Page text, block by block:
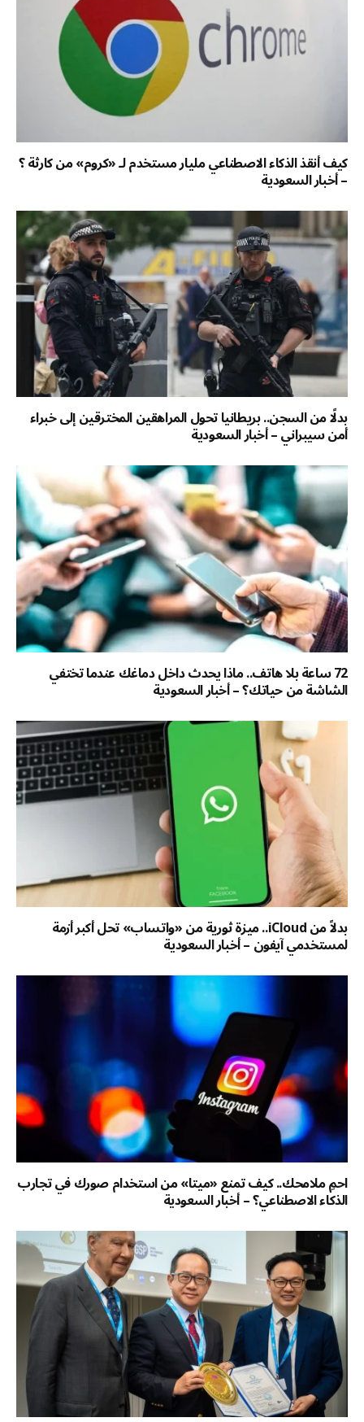
كيف أنقذ الذكاء الاصطناعي مليار مستخدم لـ «كروم» من كارثة ؟
– أخبار السعودية
بدلًا من السجن.. بريطانيا تحول المراهقين المخترقين إلى خبراء
أمن سيبراني – أخبار السعودية
72 ساعة بلا هاتف.. ماذا يحدث داخل دماغك عندما تختفي
الشاشة من حياتك؟ – أخبار السعودية
بدلاً من iCloud.. ميزة ثورية من «واتساب» تحل أكبر أزمة
لمستخدمي آيفون – أخبار السعودية
احمِ ملامحك.. كيف تمنع «ميتا» من استخدام صورك في تجارب
الذكاء الاصطناعي؟ – أخبار السعودية